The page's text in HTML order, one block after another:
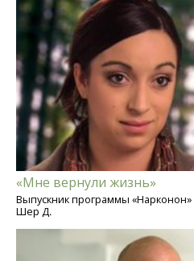
«Мне вернули жизнь»
Выпускник программы «Нарконон»
Шер Д.